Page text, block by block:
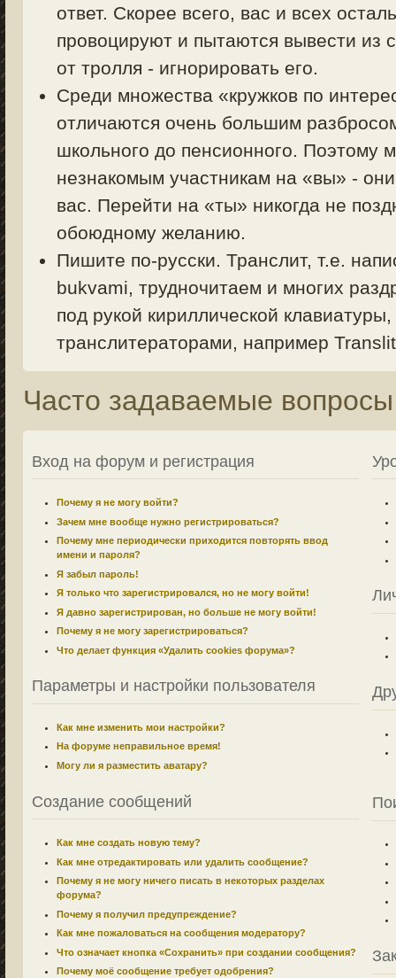
ответ. Скорее всего, вас и всех
провоцируют и пытаются вывести из
от тролля - игнорировать его.
Среди множества «кружков по
отличаются очень большим
школьного до пенсионного. Поэтому
незнакомым участникам на «вы» -
вас. Перейти на «ты» никогда не
обоюдному желанию.
Пишите по-русски. Транслит, т.е.
bukvami, трудночитаем и многих
под рукой кириллической
транслитераторами, например
Часто задаваемые вопросы
Вход на форум и регистрация
Почему я не могу войти?
Зачем мне вообще нужно регистрироваться?
Почему мне периодически приходится повторять ввод
имени и пароля?
Я забыл пароль!
Я только что зарегистрировался, но не могу войти!
Я давно зарегистрирован, но больше не могу войти!
Почему я не могу зарегистрироваться?
Что делает функция «Удалить cookies форума»?
Параметры и настройки пользователя
Как мне изменить мои настройки?
На форуме неправильное время!
Могу ли я разместить аватару?
Создание сообщений
Как мне создать новую тему?
Как мне отредактировать или удалить сообщение?
Почему я не могу ничего писать в некоторых разделах
форума?
Почему я получил предупреждение?
Как мне пожаловаться на сообщения модератору?
Что означает кнопка «Сохранить» при создании сообщения?
Почему моё сообщение требует одобрения?